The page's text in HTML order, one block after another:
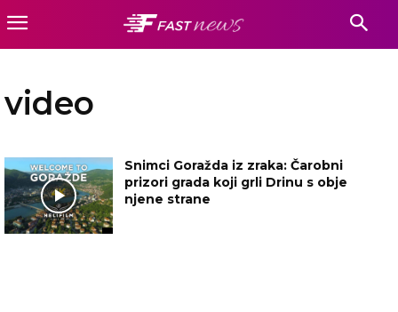
video
Snimci Goražda iz zraka: Čarobni
prizori grada koji grli Drinu s obje
njene strane